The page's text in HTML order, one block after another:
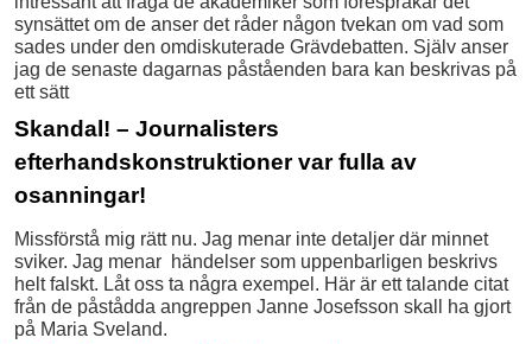
synsättet om de anser det råder någon tvekan om vad som
sades under den omdiskuterade Grävdebatten. Själv anser
jag de senaste dagarnas påståenden bara kan beskrivas på
ett sätt
Skandal! – Journalisters
efterhandskonstruktioner var fulla av
osanningar!
Missförstå mig rätt nu. Jag menar inte detaljer där minnet
sviker. Jag menar händelser som uppenbarligen beskrivs
helt falskt. Låt oss ta några exempel. Här är ett talande citat
från de påstådda angreppen Janne Josefsson skall ha gjort
på Maria Sveland.